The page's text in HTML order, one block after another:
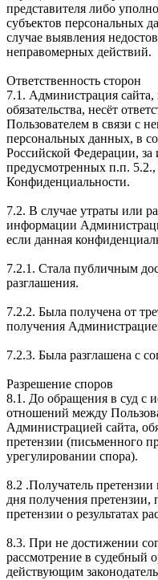
представителя либо
субъектов персональных
случае выявления
неправомерных действий.
Ответственность сторон
7.1. Администрация
обязательства, несёт
Пользователем в связи с
персональных данных, в
Российской Федерации, за
предусмотренных п.п.
Конфиденциальности.
7.2. В случае утраты или
информации
если данная
7.2.1. Стала публичным
разглашения.
7.2.2. Была получена от
получения
7.2.3. Была разглашена с
Разрешение споров
8.1. До обращения в суд с
отношений между
Администрацией сайта,
претензии (письменного
урегулировании спора).
8.2 .Получатель
дня получения претензии,
претензии о результатах
8.3. При не достижении
рассмотрение в судебный
действующим